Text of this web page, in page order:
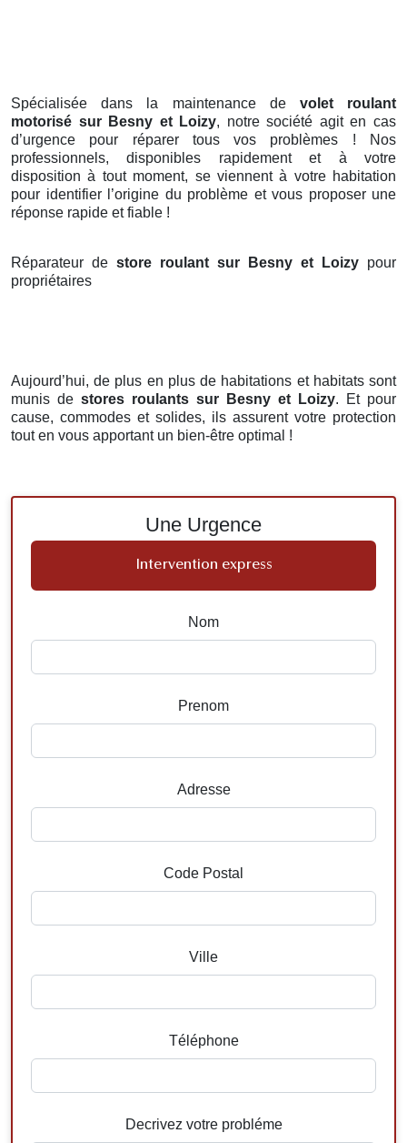
Spécialisée dans la maintenance de volet roulant
motorisé sur Besny et Loizy, notre société agit en cas
d’urgence pour réparer tous vos problèmes ! Nos
professionnels, disponibles rapidement et à votre
disposition à tout moment, se viennent à votre habitation
pour identifier l’origine du problème et vous proposer une
réponse rapide et fiable !
Réparateur de store roulant sur Besny et Loizy pour
propriétaires
Aujourd’hui, de plus en plus de habitations et habitats sont
munis de stores roulants sur Besny et Loizy. Et pour
cause, commodes et solides, ils assurent votre protection
tout en vous apportant un bien-être optimal !
Une Urgence
Intervention express
Nom
Prenom
Adresse
Code Postal
Ville
Téléphone
Decrivez votre probléme